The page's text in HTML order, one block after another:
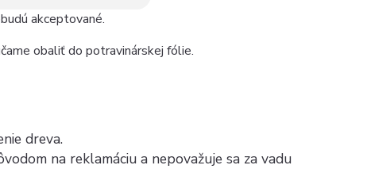
akceptované.
obaliť do potravinárskej fólie.
dreva.
na reklamáciu a nepovažuje sa za vadu